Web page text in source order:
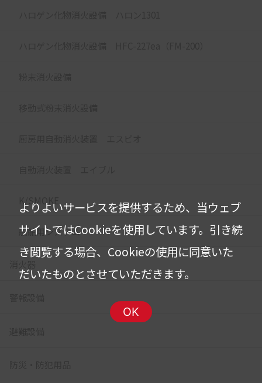
K/SMOKE
船舶用システム
よりよいサービスを提供するため、当ウェブ
サイトではCookieを使用しています。 引き続
き閲覧する場合、Cookieの使用に同意いた
だいたものとさせていただきます。
OK